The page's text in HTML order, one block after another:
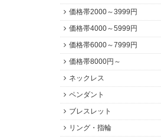
価格帯2000～3999円
価格帯4000～5999円
価格帯6000～7999円
価格帯8000円～
ネックレス
ペンダント
ブレスレット
リング・指輪